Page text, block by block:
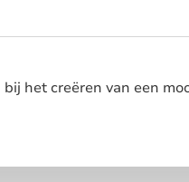
het creëren van een